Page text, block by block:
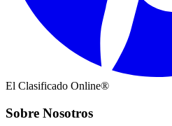
El Clasificado Online®
Sobre Nosotros